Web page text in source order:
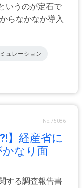
いうのが定石で
らなかなか導入
ュレーション
No.75086
】経産省に
かなり面
する調査報告書